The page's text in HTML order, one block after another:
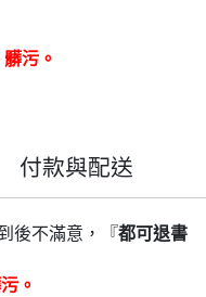
污。
付款與配送
後不滿意，『都可退書
。